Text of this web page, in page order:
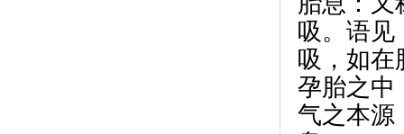
吸。语见
吸，如在
孕胎之中
气之本源